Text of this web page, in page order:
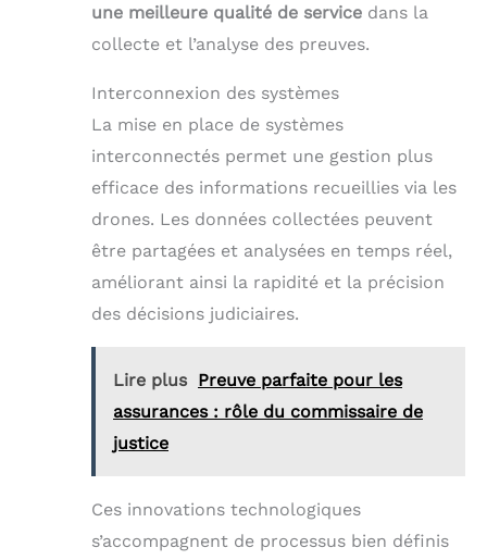
une meilleure qualité de service dans la
collecte et l’analyse des preuves.
Interconnexion des systèmes
La mise en place de systèmes
interconnectés permet une gestion plus
efficace des informations recueillies via les
drones. Les données collectées peuvent
être partagées et analysées en temps réel,
améliorant ainsi la rapidité et la précision
des décisions judiciaires.
Lire plus Preuve parfaite pour les
assurances : rôle du commissaire de
justice
Ces innovations technologiques
s’accompagnent de processus bien définis